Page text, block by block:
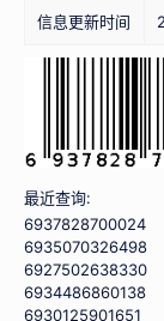
信息更新时间
最近查询:
6937828700024
6935070326498
6927502638330
6934486860138
6930125901651